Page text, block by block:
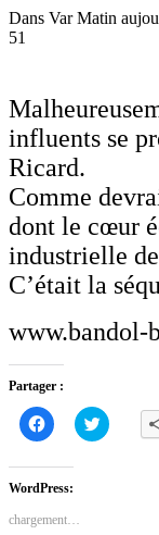
Dans Var Matin
51
influents se
Ricard.
Comme
dont le cœur
industrielle
C’était la
www.bandol-
Partager :
Cliquez
pour
partager
Facebook(ouvre
dans
une
fenêtre)
Cliquez
pour
WordPress:
chargement…